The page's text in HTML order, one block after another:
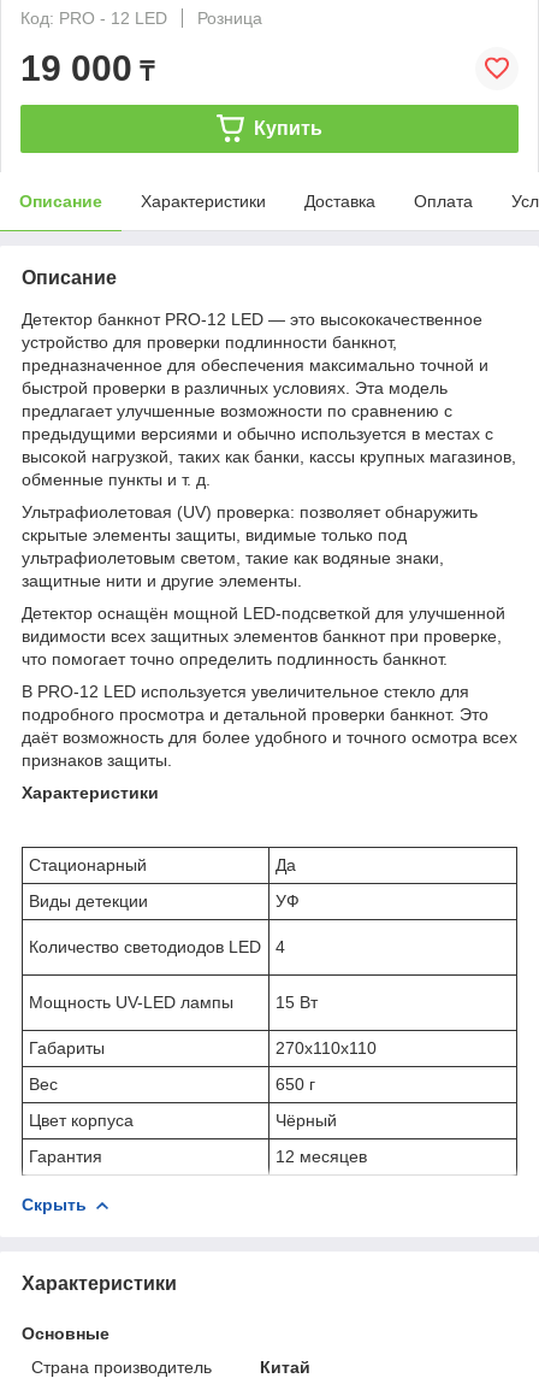
Код: PRO - 12 LED
Розница
19 000 ₸
Купить
Описание Характеристики Доставка Оплата
Описание
Детектор банкнот PRO-12 LED — это высококачественное
устройство для проверки подлинности банкнот,
предназначенное для обеспечения максимально точной и
быстрой проверки в различных условиях. Эта модель
предлагает улучшенные возможности по сравнению с
предыдущими версиями и обычно используется в местах с
высокой нагрузкой, таких как банки, кассы крупных магазинов,
обменные пункты и т. д.
Ультрафиолетовая (UV) проверка: позволяет обнаружить
скрытые элементы защиты, видимые только под
ультрафиолетовым светом, такие как водяные знаки,
защитные нити и другие элементы.
Детектор оснащён мощной LED-подсветкой для улучшенной
видимости всех защитных элементов банкнот при проверке,
что помогает точно определить подлинность банкнот.
В PRO-12 LED используется увеличительное стекло для
подробного просмотра и детальной проверки банкнот. Это
даёт возможность для более удобного и точного осмотра всех
признаков защиты.
Характеристики
Стационарный
Да
Виды детекции
УФ
Количество светодиодов LED 4
Мощность UV-LED лампы 15 Вт
Габариты
270х110х110
Вес
650 г
Цвет корпуса
Чёрный
Гарантия
12 месяцев
Скрыть
Характеристики
Основные
Страна производитель
Китай